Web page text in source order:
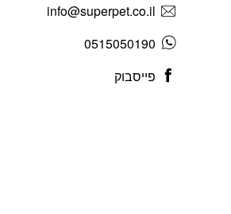
info@superpet.co.il
0515050190
פייסבוק